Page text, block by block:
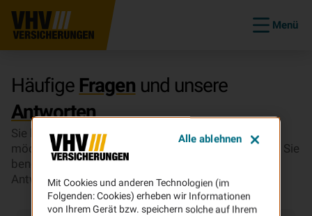
Menü
Häufige Fragen und unsere
Antworten.
Sie haben Fragen zu unseren Versicherungen? Sie
möchten wissen, wie es im Schadenfall weitergeht? Sie
benötigen Infos zu Ihrem Vertrag? Hier finden Sie
Antworten.
Unsere FAQs
Mit Cookies und anderen Technologien (im
Folgenden: Cookies) erheben wir Informationen
von Ihrem Gerät bzw. speichern solche auf Ihrem
Alle ablehnen